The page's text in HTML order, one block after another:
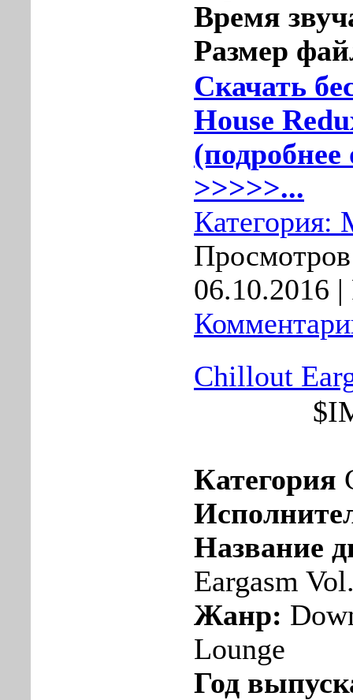
Время
Размер
Скачать
House
(подробнее
>>>>>...
Категория:
06.10.2016 |
Chillout
Категория
Название
Eargasm
Жанр:
Lounge
Год